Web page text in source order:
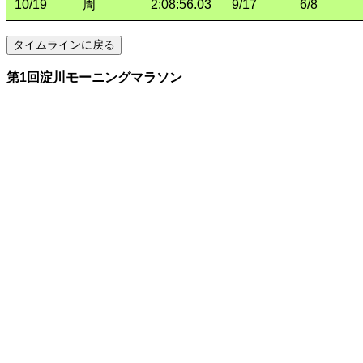
10/19 周 2:08:56.03 9/17 6/8
第1回淀川モーニングマラソン